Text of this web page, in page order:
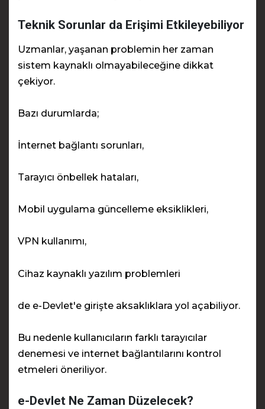
Teknik Sorunlar da Erişimi Etkileyebiliyor
Uzmanlar, yaşanan problemin her zaman
sistem kaynaklı olmayabileceğine dikkat
çekiyor.
Bazı durumlarda;
İnternet bağlantı sorunları,
Tarayıcı önbellek hataları,
Mobil uygulama güncelleme eksiklikleri,
VPN kullanımı,
Cihaz kaynaklı yazılım problemleri
de e-Devlet'e girişte aksaklıklara yol açabiliyor.
Bu nedenle kullanıcıların farklı tarayıcılar
denemesi ve internet bağlantılarını kontrol
etmeleri öneriliyor.
e-Devlet Ne Zaman Düzelecek?